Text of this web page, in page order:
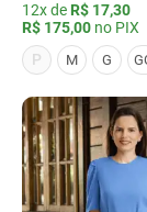
12x de R$ 17,30
R$ 175,00 no PIX
P
M G